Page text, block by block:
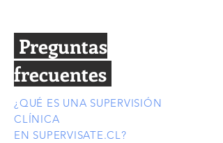
Preguntas
frecuentes
¿QUÉ ES UNA SUPERVISIÓN
CLÍNICA
EN SUPERVISATE.CL?